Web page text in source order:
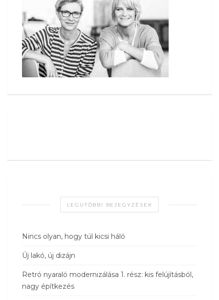
LEGUTÓBBI BEJEGYZÉSEK
Nincs olyan, hogy túl kicsi háló
Új lakó, új dizájn
Retró nyaraló modernizálása 1. rész: kis felújításból,
nagy építkezés